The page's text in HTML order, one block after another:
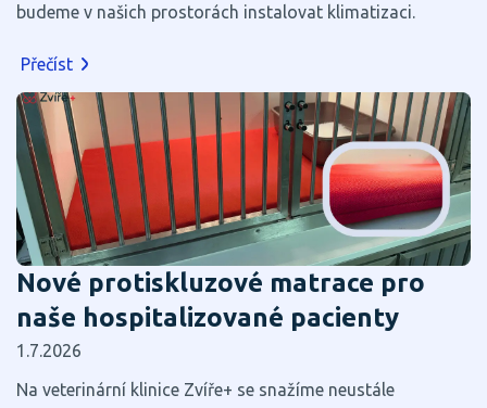
budeme v našich prostorách instalovat klimatizaci.
Přečíst
Nové protiskluzové matrace pro
naše hospitalizované pacienty
1.7.2026
Na veterinární klinice Zvíře+ se snažíme neustále